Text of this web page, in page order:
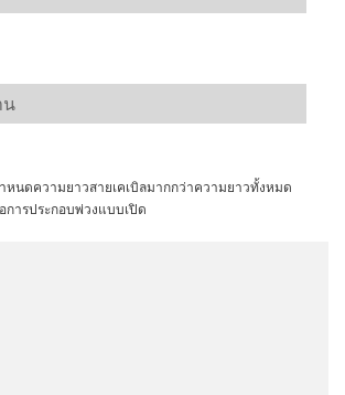
หนดความยาวสายเคเบิลมากกว่าความยาวทั้งหมด
การประกอบพ่วงแบบเปิด